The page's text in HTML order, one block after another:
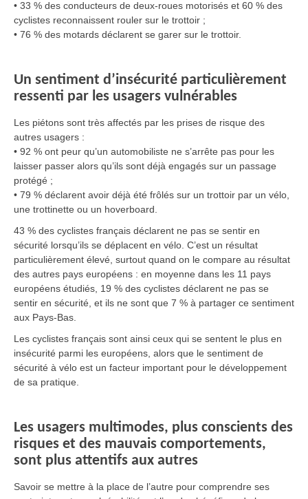
• 33 % des conducteurs de deux-roues motorisés et 60 % des
cyclistes reconnaissent rouler sur le trottoir ;
• 76 % des motards déclarent se garer sur le trottoir.
Un sentiment d’insécurité particulièrement
ressenti par les usagers vulnérables
Les piétons sont très affectés par les prises de risque des
autres usagers :
• 92 % ont peur qu’un automobiliste ne s’arrête pas pour les
laisser passer alors qu’ils sont déjà engagés sur un passage
protégé ;
• 79 % déclarent avoir déjà été frôlés sur un trottoir par un vélo,
une trottinette ou un hoverboard.
43 % des cyclistes français déclarent ne pas se sentir en
sécurité lorsqu’ils se déplacent en vélo. C’est un résultat
particulièrement élevé, surtout quand on le compare au résultat
des autres pays européens : en moyenne dans les 11 pays
européens étudiés, 19 % des cyclistes déclarent ne pas se
sentir en sécurité, et ils ne sont que 7 % à partager ce sentiment
aux Pays-Bas.
Les cyclistes français sont ainsi ceux qui se sentent le plus en
insécurité parmi les européens, alors que le sentiment de
sécurité à vélo est un facteur important pour le développement
de sa pratique.
Les usagers multimodes, plus conscients des
risques et des mauvais comportements,
sont plus attentifs aux autres
Savoir se mettre à la place de l’autre pour comprendre ses